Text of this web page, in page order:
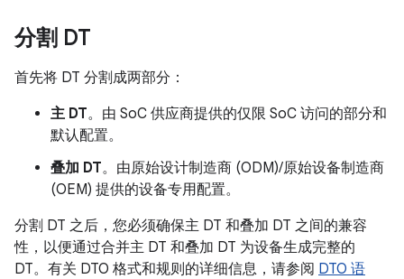
分割 DT
首先将 DT 分割成两部分：
主 DT。由 SoC 供应商提供的仅限 SoC 访问的部分和
默认配置。
叠加 DT。由原始设计制造商 (ODM)/原始设备制造商
(OEM) 提供的设备专用配置。
分割 DT 之后，您必须确保主 DT 和叠加 DT 之间的兼容
性，以便通过合并主 DT 和叠加 DT 为设备生成完整的
DT。有关 DTO 格式和规则的详细信息，请参阅 DTO 语